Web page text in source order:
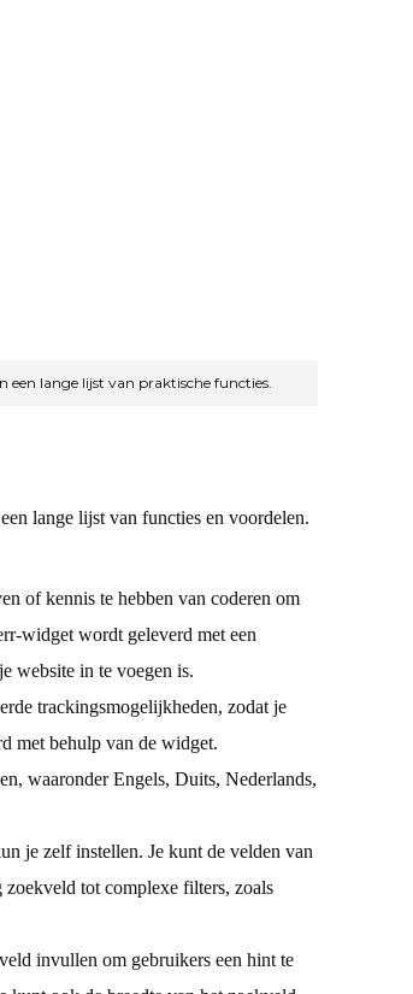
een lange lijst van praktische functies.
lange lijst van functies en voordelen.
of kennis te hebben van coderen om
widget wordt geleverd met een
website in te voegen is.
trackingsmogelijkheden, zodat je
met behulp van de widget.
waaronder Engels, Duits, Nederlands,
je zelf instellen. Je kunt de velden van
tot complexe filters, zoals
invullen om gebruikers een hint te